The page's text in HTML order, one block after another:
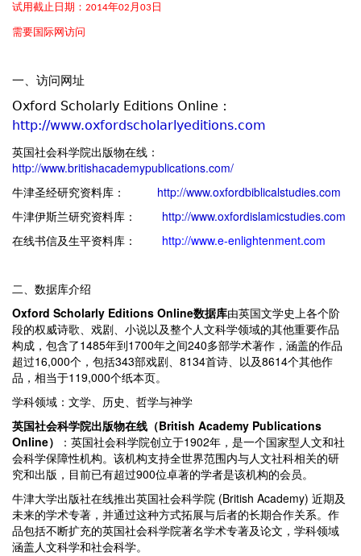
试用截止日期： 2014年02 月 03 日
需要国际网访问
一、访问网址
Oxford Scholarly Editions Online：
http://www.oxfordscholarlyeditions.com
英国社会科学院出版物在线：
http://www.britishacademypublications.com/
牛津圣经研究资料库： http://www.oxfordbiblicalstudies.com
牛津伊斯兰研究资料库： http://www.oxfordislamicstudies.com
在线书信及生平资料库： http://www.e-enlightenment.com
二、数据库介绍
Oxford Scholarly Editions Online数据库由英国文学史上各个阶
段的权威诗歌、戏剧、小说以及整个人文科学领域的其他重要作品
构成，包含了1485年到1700年之间240多部学术著作，涵盖的作品
超过16,000个，包括343部戏剧、8134首诗、以及8614个其他作
品，相当于119,000个纸本页。
学科领域：文学、历史、哲学与神学
英国社会科学院出版物在线（British Academy Publications
Online）
：英国社会科学院创立于1902年，是一个国家型人文和社
会科学保障性机构。该机构支持全世界范围内与人文社科相关的研
究和出版，目前已有超过900位卓著的学者是该机构的会员。
牛津大学出版社在线推出英国社会科学院 (British Academy) 近期及
未来的学术专著，并通过这种方式拓展与后者的长期合作关系。作
品包括不断扩充的英国社会科学院著名学术专著及论文，学科领域
涵盖人文科学和社会科学。